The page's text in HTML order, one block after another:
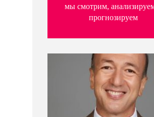
мы смотрим,
прогнозируем